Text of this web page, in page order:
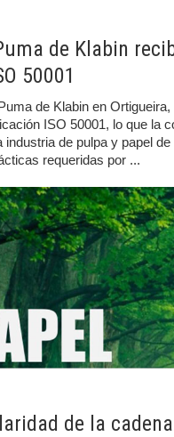
de Klabin
50001
de Klabin en Ortigueira,
ISO 50001, lo que la
industria de pulpa y papel
requeridas por ...
de la cadena